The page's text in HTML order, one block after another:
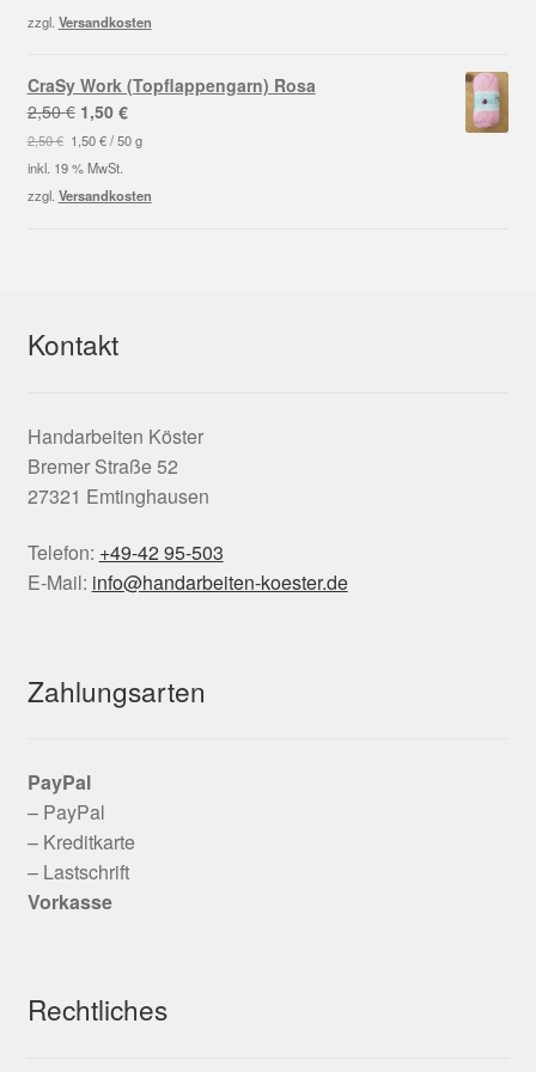
5,95 €2,00 €.
zzgl. Versandkosten
CraSy Work (Topflappengarn) Rosa
2,50€ Ursprünglicher
Preis
war:
2,50 €
1,50 €Aktueller
Preis
1,50 €.
2,50€ 1,50€/50 g
inkl. 19 % MwSt.
zzgl. Versandkosten
Kontakt
Handarbeiten Köster
Bremer Straße 52
27321 Emtinghausen
Telefon: +49-42 95-503
E-Mail: info@handarbeiten-koester.de
Zahlungsarten
PayPal
– PayPal
– Kreditkarte
– Lastschrift
Vorkasse
Rechtliches